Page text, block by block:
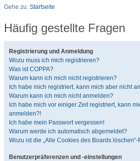
Gehe zu: Startseite
Häufig gestellte Fragen
Registrierung und Anmeldung
Wozu muss ich mich registrieren?
Was ist COPPA?
Warum kann ich mich nicht registrieren?
Ich habe mich registriert, kann mich aber nicht
Warum kann ich mich nicht anmelden?
Ich habe mich vor einiger Zeit registriert, kann
anmelden?!
Ich habe mein Passwort vergessen!
Warum werde ich automatisch abgemeldet?
Wozu ist die „Alle Cookies des Boards
Benutzerpräferenzen und -einstellungen